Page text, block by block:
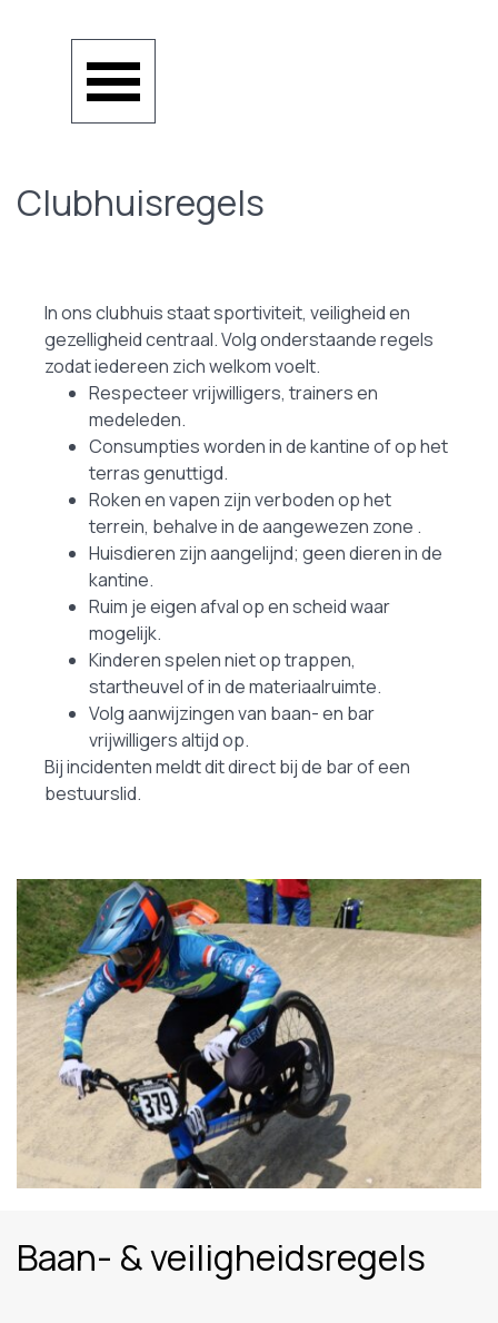
Clubhuisregels
In ons clubhuis staat sportiviteit, veiligheid en
gezelligheid centraal. Volg onderstaande regels
zodat iedereen zich welkom voelt.
Respecteer vrijwilligers, trainers en
medeleden.
Consumpties worden in de kantine of op het
terras genuttigd.
Roken en vapen zijn verboden op het
terrein, behalve in de aangewezen zone .
Huisdieren zijn aangelijnd; geen dieren in de
kantine.
Ruim je eigen afval op en scheid waar
mogelijk.
Kinderen spelen niet op trappen,
startheuvel of in de materiaalruimte.
Volg aanwijzingen van baan- en bar
vrijwilligers altijd op.
Bij incidenten meldt dit direct bij de bar of een
bestuurslid.
Baan- & veiligheidsregels